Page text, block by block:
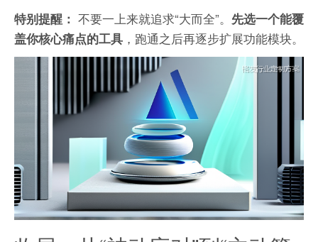
特别提醒： 不要一上来就追求“大而全”。 先选一个能覆
盖你核心痛点的工具 ，跑通之后再逐步扩展功能模块。